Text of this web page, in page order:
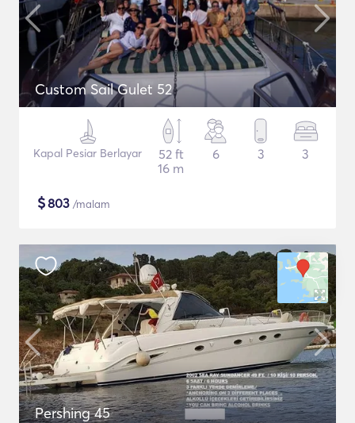
Custom Sail Gulet 52
Kapal Pesiar Berlayar
52 ft
16 m
6 3 3
$803 /malam
Pershing 45